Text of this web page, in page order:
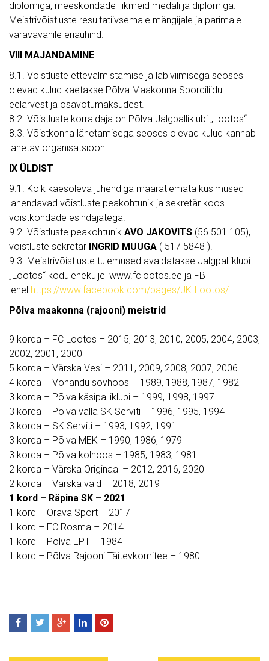
diplomiga, meeskondade liikmeid medali ja diplomiga.
Meistrivõistluste resultatiivsemale mängijale ja parimale
väravavahile eriauhind.
VIII MAJANDAMINE
8.1. Võistluste ettevalmistamise ja läbiviimisega seoses
olevad kulud kaetakse Põlva Maakonna Spordiliidu
eelarvest ja osavõtumaksudest.
8.2. Võistluste korraldaja on Põlva Jalgpalliklubi „Lootos“
8.3. Võistkonna lähetamisega seoses olevad kulud kannab
lähetav organisatsioon.
IX ÜLDIST
9.1. Kõik käesoleva juhendiga määratlemata küsimused
lahendavad võistluste peakohtunik ja sekretär koos
võistkondade esindajatega.
9.2. Võistluste peakohtunik AVO JAKOVITS (56 501 105),
võistluste sekretär INGRID MUUGA ( 517 5848 ).
9.3. Meistrivõistluste tulemused avaldatakse Jalgpalliklubi
„Lootos“ koduleheküljel www.fclootos.ee ja FB
lehel https://www.facebook.com/pages/JK-Lootos/
Põlva maakonna (rajooni) meistrid
9 korda – FC Lootos – 2015, 2013, 2010, 2005, 2004, 2003,
2002, 2001, 2000
5 korda – Värska Vesi – 2011, 2009, 2008, 2007, 2006
4 korda – Võhandu sovhoos – 1989, 1988, 1987, 1982
3 korda – Põlva käsipalliklubi – 1999, 1998, 1997
3 korda – Põlva valla SK Serviti – 1996, 1995, 1994
3 korda – SK Serviti – 1993, 1992, 1991
3 korda – Põlva MEK – 1990, 1986, 1979
3 korda – Põlva kolhoos – 1985, 1983, 1981
2 korda – Värska Originaal – 2012, 2016, 2020
2 korda – Värska vald – 2018, 2019
1 kord – Räpina SK – 2021
1 kord – Orava Sport – 2017
1 kord – FC Rosma – 2014
1 kord – Põlva EPT – 1984
1 kord – Põlva Rajooni Täitevkomitee – 1980